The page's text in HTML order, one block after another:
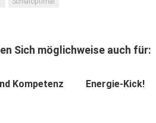
Sich möglichweise auch für:
Kompetenz Energie-Kick!